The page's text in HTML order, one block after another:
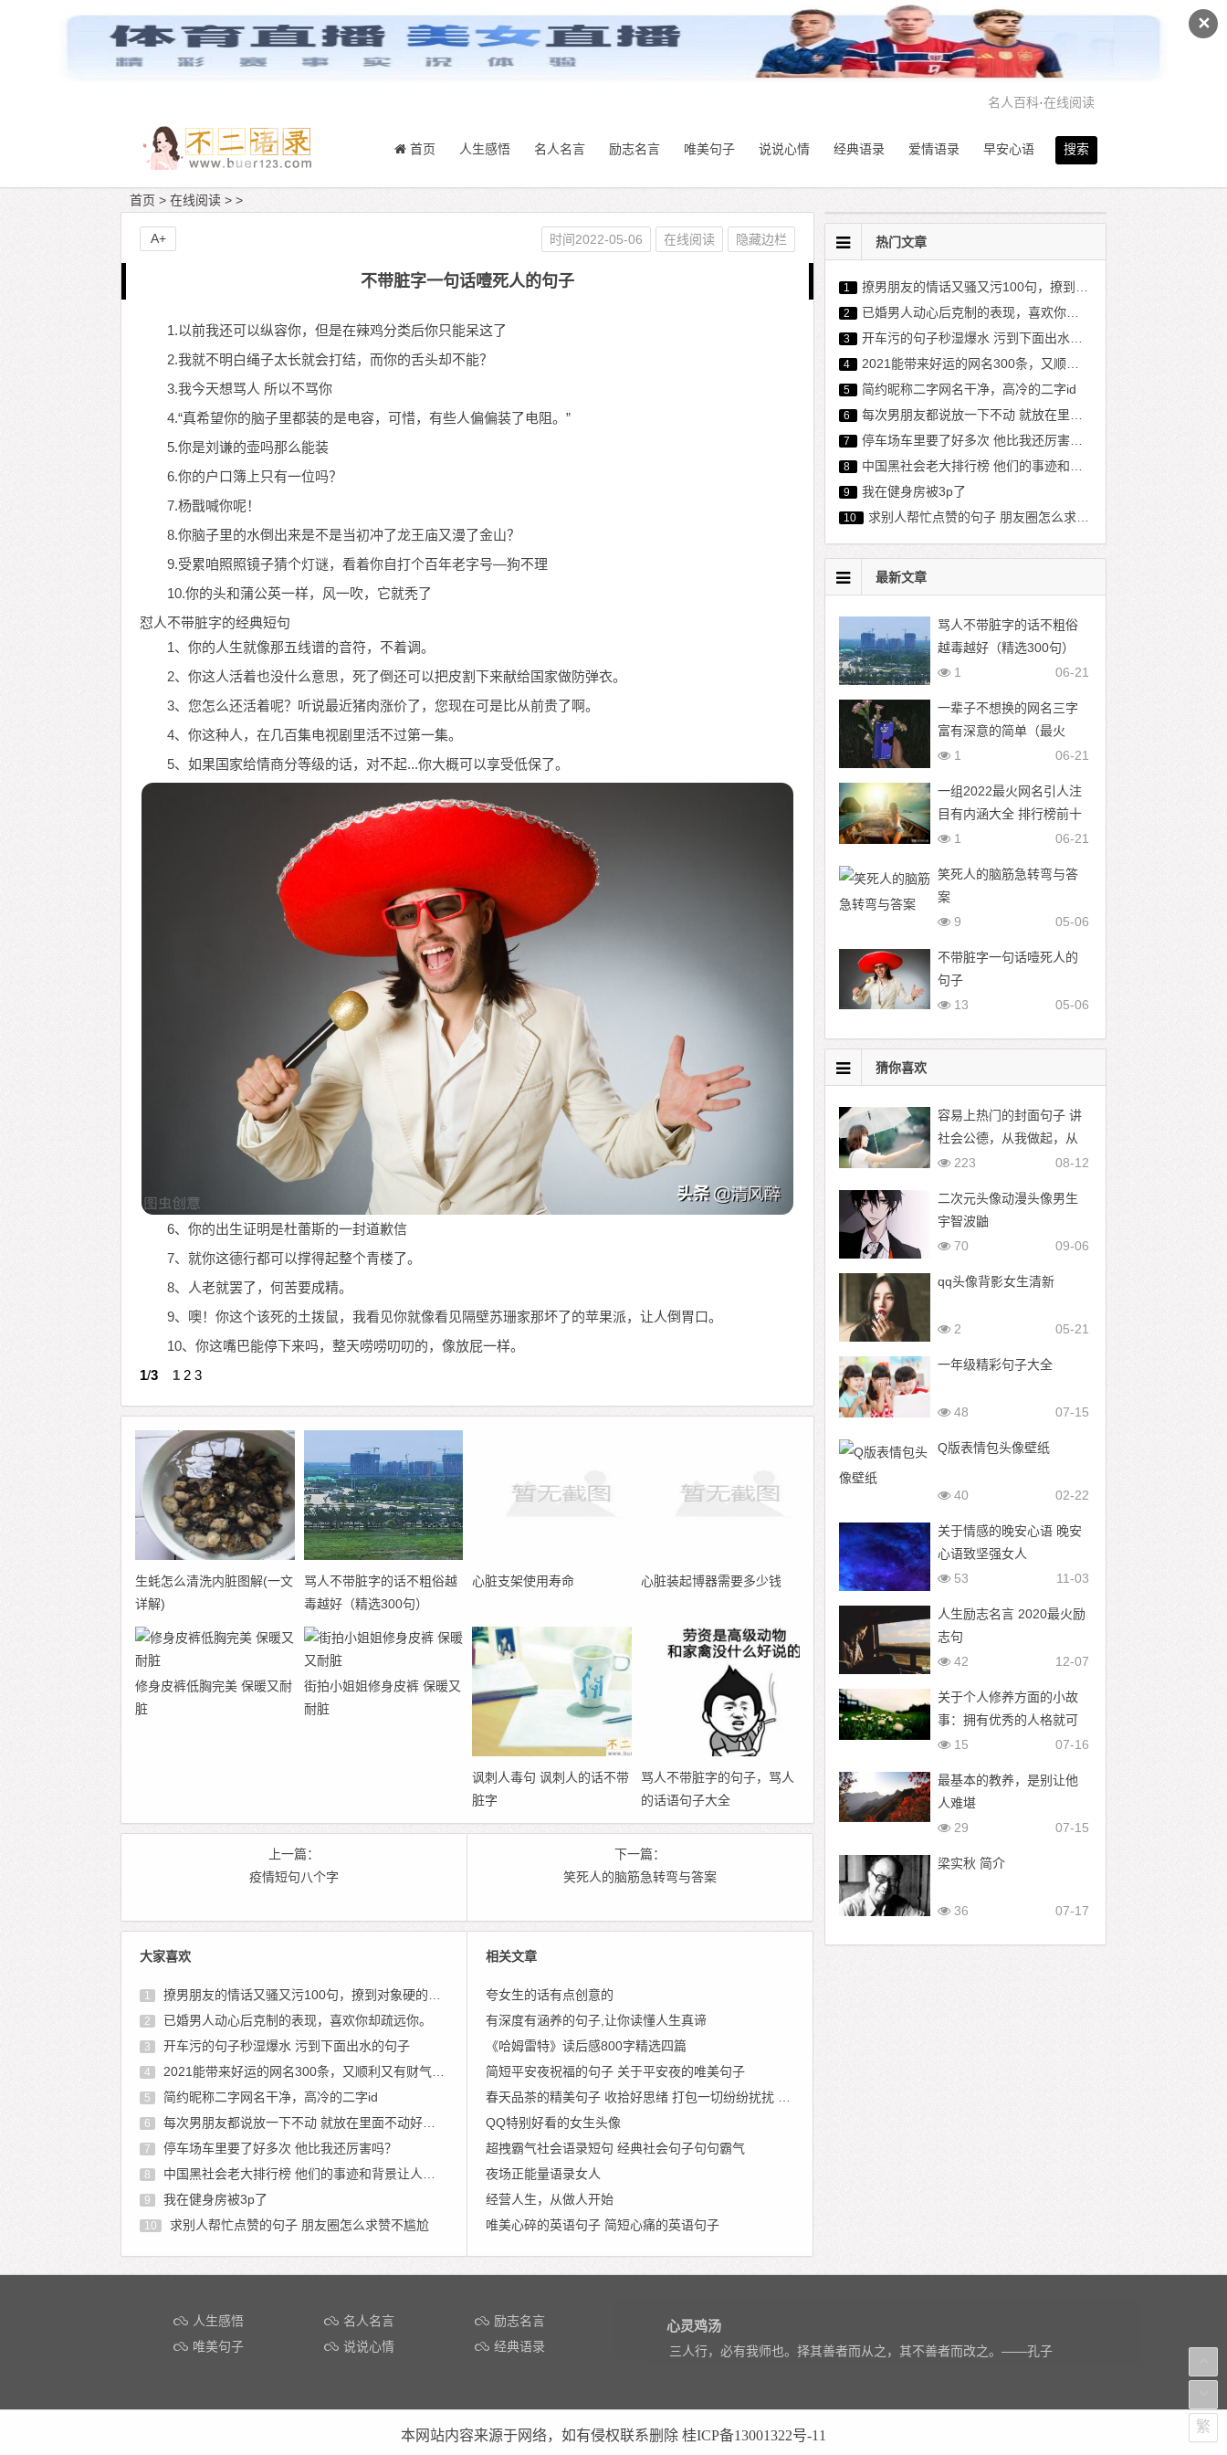
✕
名人百科·在线阅读
搜索
首页 人生感悟 名人名言 励志名言 唯美句子 说说心情 经典语录 爱情语录 早安心语
首页 > 在线阅读 > >
不带脏字一句话噎死人的句子
1.以前我还可以纵容你，但是在辣鸡分类后你只能呆这了
2.我就不明白绳子太长就会打结，而你的舌头却不能？
3.我今天想骂人 所以不骂你
4.“真希望你的脑子里都装的是电容，可惜，有些人偏偏装了电阻。”
5.你是刘谦的壶吗那么能装
6.你的户口簿上只有一位吗？
7.杨戬喊你呢！
8.你脑子里的水倒出来是不是当初冲了龙王庙又漫了金山？
9.受累咱照照镜子猜个灯谜，看着你自打个百年老字号—狗不理
10.你的头和蒲公英一样，风一吹，它就秃了
怼人不带脏字的经典短句
1、你的人生就像那五线谱的音符，不着调。
2、你这人活着也没什么意思，死了倒还可以把皮割下来献给国家做防弹衣。
3、您怎么还活着呢？听说最近猪肉涨价了，您现在可是比从前贵了啊。
4、你这种人，在几百集电视剧里活不过第一集。
5、如果国家给情商分等级的话，对不起...你大概可以享受低保了。
6、你的出生证明是杜蕾斯的一封道歉信
7、就你这德行都可以撑得起整个青楼了。
8、人老就罢了，何苦要成精。
9、噢！你这个该死的土拨鼠，我看见你就像看见隔壁苏珊家那坏了的苹果派，让人倒胃口。
10、你这嘴巴能停下来吗，整天唠唠叨叨的，像放屁一样。
1/3 1 2 3
时间2022-05-06 在线阅读 隐藏边栏
A+
生蚝怎么清洗内脏图解(一文
详解)
骂人不带脏字的话不粗俗越
毒越好（精选300句）
心脏支架使用寿命 心脏装起博器需要多少钱
修身皮裤低胸完美​​​​ 保暖又耐
脏
街拍小姐姐​​修身皮裤 保暖又
耐脏
讽刺人毒句 讽刺人的话不带
脏字
骂人不带脏字的句子，骂人
的话语句子大全
上一篇：
疫情短句八个字
下一篇：
笑死人的脑筋急转弯与答案
大家喜欢
1 撩男朋友的情话又骚又污100句，撩到对象硬的污句子
2 已婚男人动心后克制的表现，喜欢你却疏远你。
3 开车污的句子秒湿爆水 污到下面出水的句子
4 2021能带来好运的网名300条，又顺利又有财气的网名
5 简约昵称二字网名干净，高冷的二字id
6 每次男朋友都说放一下不动 就放在里面不动好不好
7 停车场车里要了好多次 他比我还厉害吗？
8 中国黑社会老大排行榜 他们的事迹和背景让人震惊
9 我在健身房被3p了
10 求别人帮忙点赞的句子 朋友圈怎么求赞不尴尬
相关文章
夸女生的话有点创意的
有深度有涵养的句子,让你读懂人生真谛
《哈姆雷特》读后感800字精选四篇
简短平安夜祝福的句子 关于平安夜的唯美句子
QQ特别好看的女生头像
超拽霸气社会语录短句 经典社会句子句句霸气
夜场正能量语录女人
经营人生，从做人开始
唯美心碎的英语句子 简短心痛的英语句子
热门文章
1 撩男朋友的情话又骚又污100句，撩到对象硬的污句子
2 已婚男人动心后克制的表现，喜欢你却疏远你。
3 开车污的句子秒湿爆水 污到下面出水的句子
4 2021能带来好运的网名300条，又顺利又有财气的网名
5 简约昵称二字网名干净，高冷的二字id
6 每次男朋友都说放一下不动 就放在里面不动好不好
7 停车场车里要了好多次 他比我还厉害吗？
8 中国黑社会老大排行榜 他们的事迹和背景让人震惊
9 我在健身房被3p了
10 求别人帮忙点赞的句子 朋友圈怎么求赞不尴尬
最新文章
骂人不带脏字的话不粗俗
越毒越好（精选300句）
06-21
1
一辈子不想换的网名三字
富有深意的简单（最火
1000个）
06-21
1
一组2022最火网名引人注
目有内涵大全 排行榜前十
名网名
06-21
1
笑死人的脑筋急转弯与答
案
05-06
9
不带脏字一句话噎死人的
句子
05-06
13
猜你喜欢
容易上热门的封面句子 讲
社会公德，从我做起，从
身边事做起
08-12
223
二次元头像动漫头像男生
宇智波鼬
09-06
70
qq头像背影女生清新
05-21
2
一年级精彩句子大全
07-15
48
Q版表情包头像壁纸​​​​
02-22
40
关于情感的晚安心语 晚安
心语致坚强女人
11-03
53
人生励志名言 2020最火励
志句
12-07
42
关于个人修养方面的小故
事：拥有优秀的人格就可
以创造一切
07-16
15
最基本的教养，是别让他
人难堪
07-15
29
梁实秋 简介
07-17
36
人生感悟 名人名言
励志名言
唯美句子
说说心情 经典语录
心灵鸡汤
三人行，必有我师也。择其善者而从之，其不善者而改之。——孔子
本网站内容来源于网络，如有侵权联系删除 桂ICP备13001322号-11
繁